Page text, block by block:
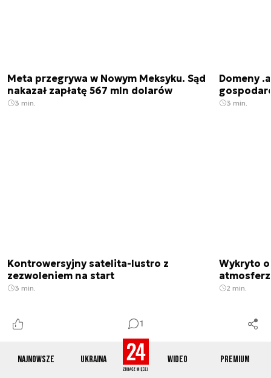
Najnowsze Ukraina Wideo Premium
1
Meta przegrywa w Nowym Meksyku. Sąd
nakazał zapłatę 567 mln dolarów
3 min.
Domeny
3 min.
Kontrowersyjny satelita-lustro z
zezwoleniem na start
3 min.
Wykryto
2 min.